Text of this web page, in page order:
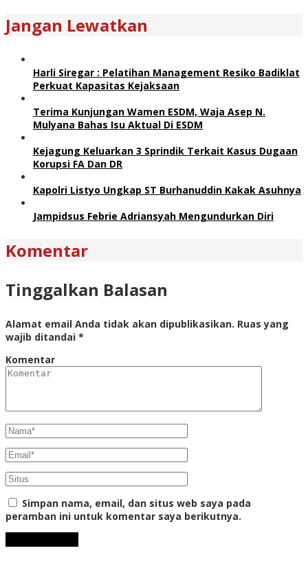
Jangan Lewatkan
Harli Siregar : Pelatihan Management Resiko Badiklat
Perkuat Kapasitas Kejaksaan
Terima Kunjungan Wamen ESDM, Waja Asep N.
Mulyana Bahas Isu Aktual Di ESDM
Kejagung Keluarkan 3 Sprindik Terkait Kasus Dugaan
Korupsi FA Dan DR
Kapolri Listyo Ungkap ST Burhanuddin Kakak Asuhnya
Jampidsus Febrie Adriansyah Mengundurkan Diri
Komentar
Tinggalkan Balasan
Alamat email Anda tidak akan dipublikasikan. Ruas yang
wajib ditandai *
Komentar
Simpan nama, email, dan situs web saya pada
peramban ini untuk komentar saya berikutnya.